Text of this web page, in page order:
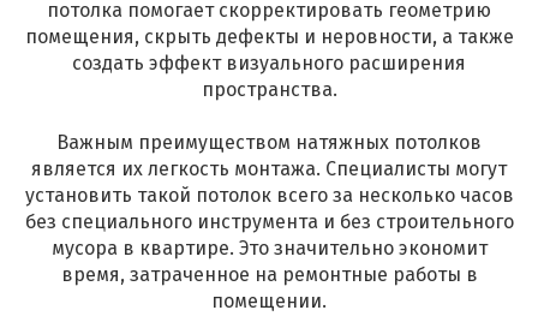
потолка помогает скорректировать геометрию
помещения, скрыть дефекты и неровности, а также
создать эффект визуального расширения
пространства.
Важным преимуществом натяжных потолков
является их легкость монтажа. Специалисты могут
установить такой потолок всего за несколько часов
без специального инструмента и без строительного
мусора в квартире. Это значительно экономит
время, затраченное на ремонтные работы в
помещении.